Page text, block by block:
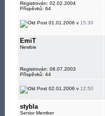
Registrován: 02.02.2004
Příspěvků: 64
01.01.2006 v 15:30
EmiT
Newbie
Registrován: 06.07.2003
Příspěvků: 44
02.01.2006 v 12:50
stybla
Senior Member